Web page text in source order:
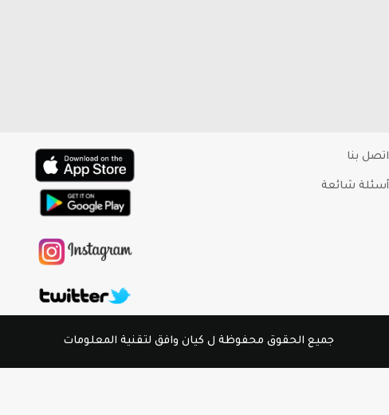
اتصل بنا
أسئلة شائعة
جميع الحقوق محفوظة ل كيان وافق لتقنية المعلومات